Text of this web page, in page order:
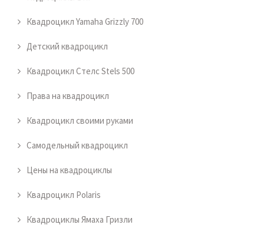
Квадроцикл Yamaha Grizzly 700
Детский квадроцикл
Квадроцикл Стелс Stels 500
Права на квадроцикл
Квадроцикл своими руками
Самодельный квадроцикл
Цены на квадроциклы
Квадроцикл Polaris
Квадроциклы Ямаха Гризли